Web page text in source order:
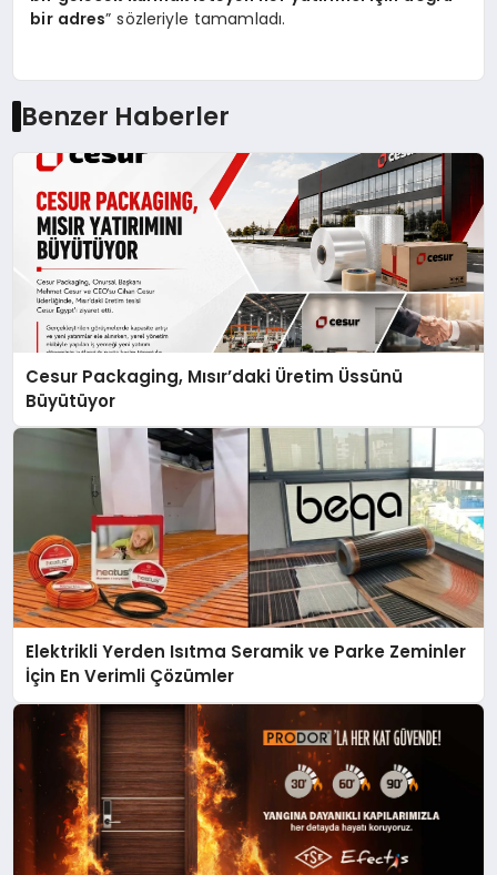
bir adres” sözleriyle tamamladı.
Benzer Haberler
Cesur Packaging, Mısır’daki Üretim Üssünü
Büyütüyor
Elektrikli Yerden Isıtma Seramik ve Parke Zeminler
İçin En Verimli Çözümler